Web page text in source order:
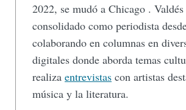
2022, se mudó a Chicago .
consolidado como periodista
colaborando en columnas en
digitales donde aborda temas
realiza entrevistas con artistas
música y la literatura.